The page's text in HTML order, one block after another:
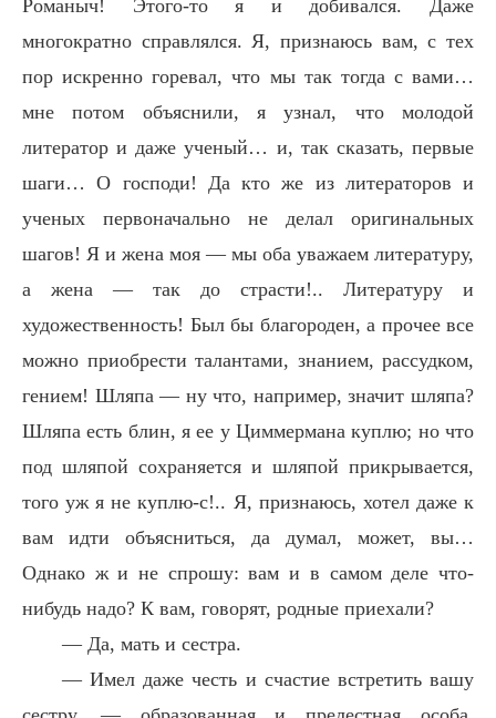
Романыч! Этого-то я и добивался. Даже
многократно справлялся. Я, признаюсь вам, с тех
пор искренно горевал, что мы так тогда с вами…
мне потом объяснили, я узнал, что молодой
литератор и даже ученый… и, так сказать, первые
шаги… О господи! Да кто же из литераторов и
ученых первоначально не делал оригинальных
шагов! Я и жена моя — мы оба уважаем литературу,
а жена — так до страсти!.. Литературу и
художественность! Был бы благороден, а прочее все
можно приобрести талантами, знанием, рассудком,
гением! Шляпа — ну что, например, значит шляпа?
Шляпа есть блин, я ее у Циммермана куплю; но что
под шляпой сохраняется и шляпой прикрывается,
того уж я не куплю-с!.. Я, признаюсь, хотел даже к
вам идти объясниться, да думал, может, вы…
Однако ж и не спрошу: вам и в самом деле что-
нибудь надо? К вам, говорят, родные приехали?
— Да, мать и сестра.
— Имел даже честь и счастие встретить вашу